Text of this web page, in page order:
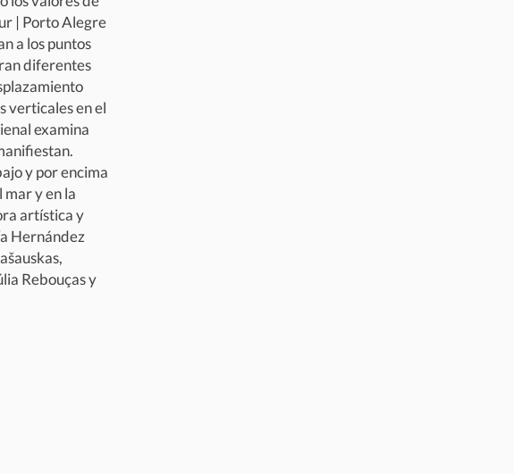
| Porto Alegre
a los puntos
diferentes
verticales en el
examina
y por encima
mar y en la
artística y
Hernández
Rebouças y